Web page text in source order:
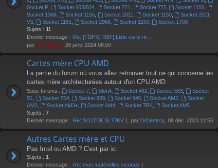
Socket P
Socket 603/604, Socket 771 Socket 775, Socket 1156
Socket 1366
Socket 1155, Socket 2011 Socket 1150,
Socket 2011-
V3
Socket 1151 Socket 2066, Socket 1200,
Socket 1700
Sujets : 11
Dernier message : Re: [TOPIC REF] Liste carte m…
par eviledeath , 26 janv. 2024 08:59
Cartes mère CPU AMD
La partie du forum où vous allez retrouver tout ce qui concerne les
cartes mère architecturées autour d'un CPU AMD
Sous-forums : Socket 7, Slot A, Socket 462, Socket 563
Socket
S1
Socket 754, Socket 939, Socket 940, Socket AM2
Socket
AM3
Socket AM3+, Socket AM4, Socket TR4,
Socket AM5
Sujets : 7
Dernier message : Re: SOLTEK SL77KV par DrDestroy , 08 déc. 2023 12:56
Autres Cartes mère et CPU
Pas Intel ou AMD ? C'est par ici
Sujets : 1
Dernier message : Re: mon matérielles inconus